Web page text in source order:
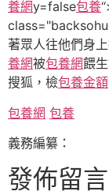
養網y=false包養
class="backsohu
著眾人往他們身
養網被包養網餵
搜狐，檢包養金額
包養網 包養
義務編纂：
發佈留言